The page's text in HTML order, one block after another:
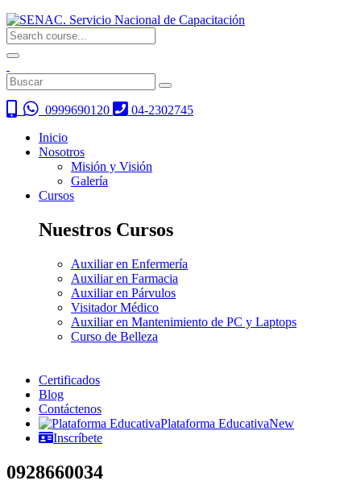
0999690120
04-2302745
Inicio
Nosotros
Misión y Visión
Galería
Cursos
Nuestros Cursos
Auxiliar en Enfermería
Auxiliar en Farmacia
Auxiliar en Párvulos
Visitador Médico
Auxiliar en Mantenimiento de PC y Laptops
Curso de Belleza
Certificados
Blog
Contáctenos
Plataforma EducativaNew
Inscríbete
0928660034